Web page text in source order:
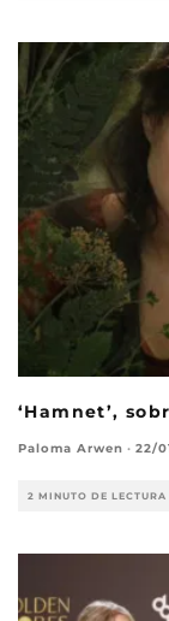
‘Hamnet’,
Paloma Arwen · 22/
2 MINUTO DE LECTURA